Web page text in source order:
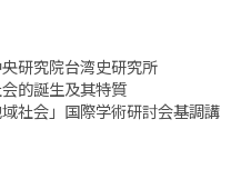
研究院台湾史研究所
的誕生及其特質
域社会」国際学術研討会基調講